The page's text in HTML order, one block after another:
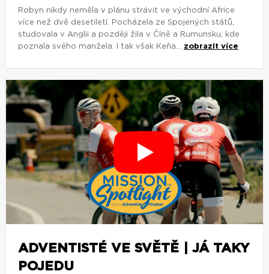
Robyn nikdy neměla v plánu strávit ve východní Africe
více než dvě desetiletí. Pocházela ze Spojených států,
studovala v Anglii a později žila v Číně a Rumunsku, kde
poznala svého manžela. I tak však Keňa... zobrazit více
ADVENTISTÉ VE SVĚTĚ | JÁ TAKY
POJEDU